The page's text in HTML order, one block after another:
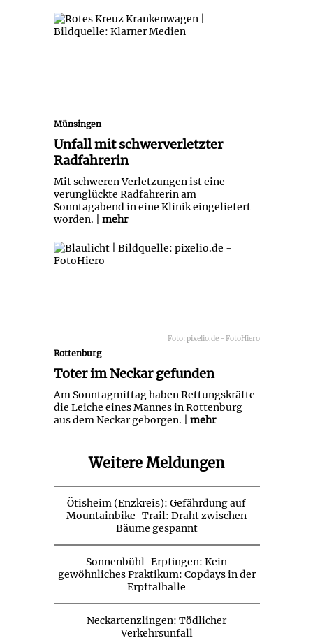
Unfall mit schwerverletzter
Radfahrerin
Münsingen
Unfall mit schwerverletzter
Radfahrerin
Mit schweren Verletzungen ist eine
verunglückte Radfahrerin am
Sonntagabend in eine Klinik eingeliefert
worden. | mehr
Toter im Neckar gefunden
Foto: pixelio.de - FotoHiero
Rottenburg
Toter im Neckar gefunden
Am Sonntagmittag haben Rettungskräfte
die Leiche eines Mannes in Rottenburg
aus dem Neckar geborgen. | mehr
Weitere Meldungen
Ötisheim (Enzkreis): Gefährdung auf
Mountainbike-Trail: Draht zwischen
Bäume gespannt
Sonnenbühl-Erpfingen: Kein
gewöhnliches Praktikum: Copdays in der
Erpftalhalle
Neckartenzlingen: Tödlicher
Verkehrsunfall